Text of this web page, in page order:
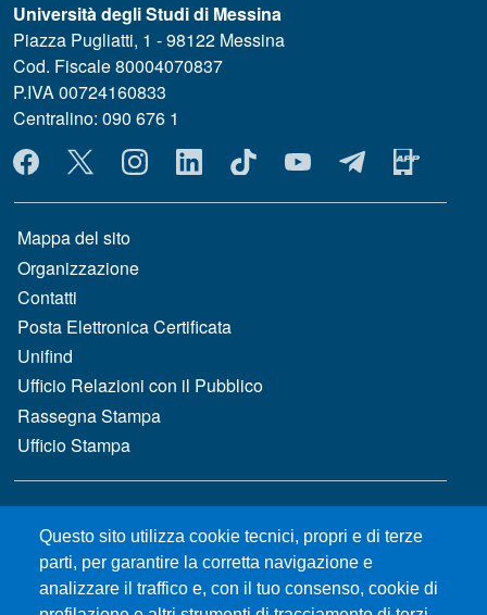
Questo sito utilizza cookie tecnici, propri e di terze
parti, per garantire la corretta navigazione e
analizzare il traffico e, con il tuo consenso, cookie di
Università degli Studi di Messina
Piazza Pugliatti, 1 - 98122 Messina
Cod. Fiscale 80004070837
P.IVA 00724160833
Centralino: 090 676 1
MENÙ SOCIAL
MENÙ FOOTER 1
Mappa del sito
Organizzazione
Contatti
Posta Elettronica Certificata
Unifind
Ufficio Relazioni con il Pubblico
Rassegna Stampa
Ufficio Stampa
MENÙ FOOTER 2
Gare d'appalto
Albo online
CIAM - Servizi Informatici